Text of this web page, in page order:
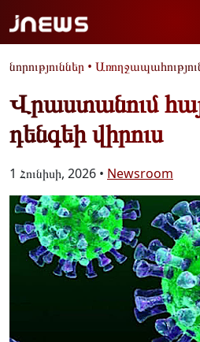
նորություններ •
Վրաստանում
դենգեի վիրուս
1 Հունիսի, 2026 • Newsroom